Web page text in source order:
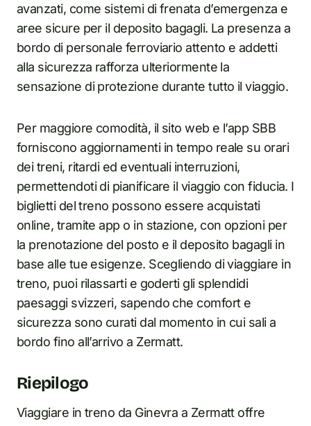
avanzati, come sistemi di frenata d’emergenza e
aree sicure per il deposito bagagli. La presenza a
bordo di personale ferroviario attento e addetti
alla sicurezza rafforza ulteriormente la
sensazione di protezione durante tutto il viaggio.
Per maggiore comodità, il sito web e l’app SBB
forniscono aggiornamenti in tempo reale su orari
dei treni, ritardi ed eventuali interruzioni,
permettendoti di pianificare il viaggio con fiducia. I
biglietti del treno possono essere acquistati
online, tramite app o in stazione, con opzioni per
la prenotazione del posto e il deposito bagagli in
base alle tue esigenze. Scegliendo di viaggiare in
treno, puoi rilassarti e goderti gli splendidi
paesaggi svizzeri, sapendo che comfort e
sicurezza sono curati dal momento in cui sali a
bordo fino all’arrivo a Zermatt.
Riepilogo
Viaggiare in treno da Ginevra a Zermatt offre